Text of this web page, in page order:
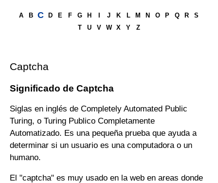
A B C D E F G H J K L M N O P Q R
S
T
U V W X Y Z
Captcha
Significado de Captcha
Siglas en inglés de Completely Automated Public
Turing, o Turing Publico Completamente
Automatizado. Es una pequeña prueba que ayuda a
determinar si un usuario es una computadora o un
humano.
El "captcha" es muy usado en la web en areas donde